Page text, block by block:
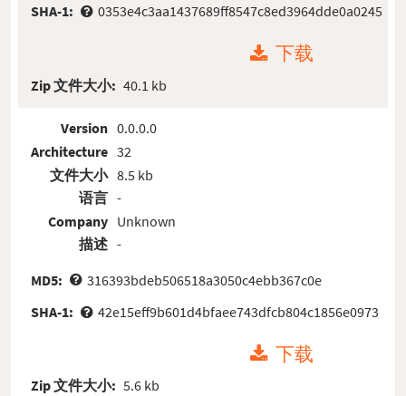
SHA-1: 0353e4c3aa1437689ff8547c8ed3964dde0a0245
下载
Zip 文件大小: 40.1 kb
Version
Architecture
文件大小
语言
Company
描述
0.0.0.0
32
8.5 kb
-
Unknown
-
MD5:
316393bdeb506518a3050c4ebb367c0e
SHA-1:
42e15eff9b601d4bfaee743dfcb804c1856e0973
下载
Zip 文件大小: 5.6 kb